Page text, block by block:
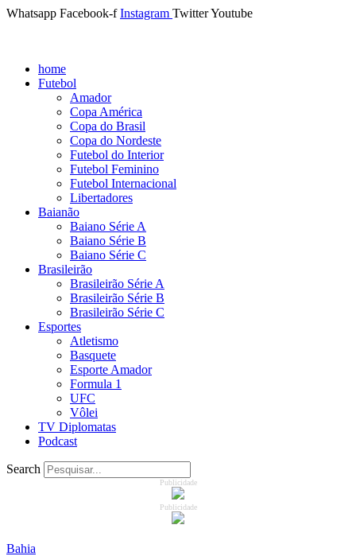
Whatsapp Facebook-f Instagram TwitterYoutube
home
Futebol
Amador
Copa América
Copa do Brasil
Copa do Nordeste
Futebol do Interior
Futebol Feminino
Futebol Internacional
Libertadores
Baianão
Baiano Série A
Baiano Série B
Baiano Série C
Brasileirão
Brasileirão Série A
Brasileirão Série B
Brasileirão Série C
Esportes
Atletismo
Basquete
Esporte Amador
Formula 1
UFC
Vôlei
TV Diplomatas
Podcast
Search
Publicidade
Publicidade
Bahia